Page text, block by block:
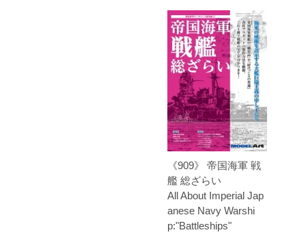
《909》 帝国海軍 戦
艦 総ざらい
All About Imperial Jap
anese Navy Warshi
p:"Battleships"